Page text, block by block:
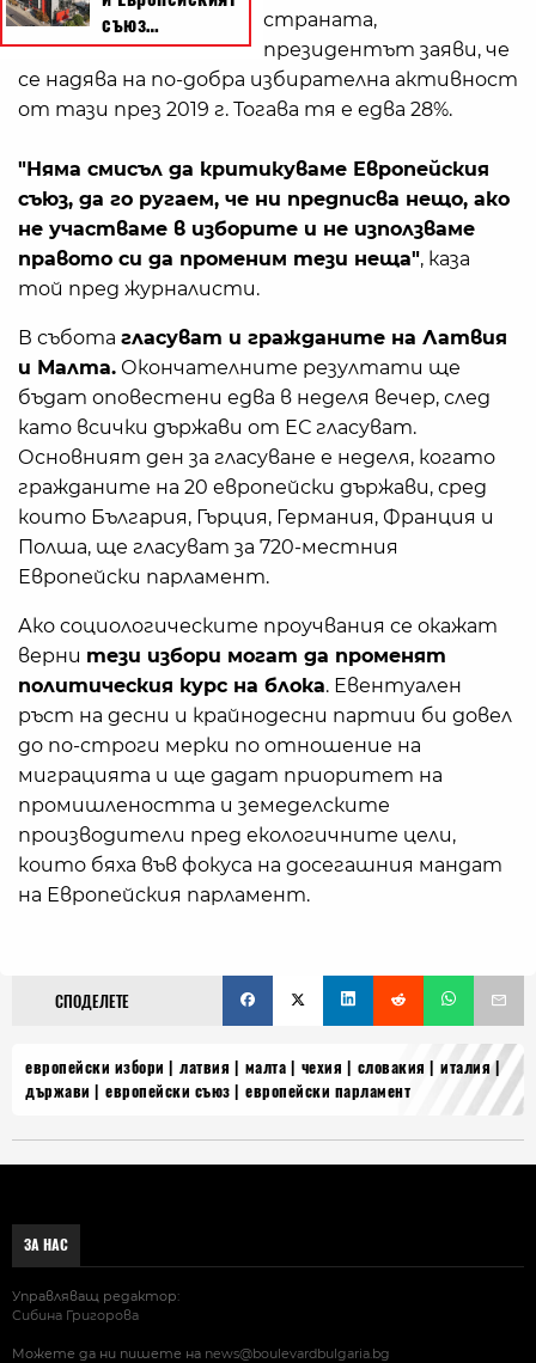
страната,
президентът заяви, че
се надява на по-добра избирателна активност
от тази през 2019 г. Тогава тя е едва 28%.
"Няма смисъл да критикуваме Европейския
съюз, да го ругаем, че ни предписва нещо, ако
не участваме в изборите и не използваме
правото си да променим тези неща", каза
той пред журналисти.
В събота гласуват и гражданите на Латвия
и Малта. Окончателните резултати ще
бъдат оповестени едва в неделя вечер, след
като всички държави от ЕС гласуват.
Основният ден за гласуване е неделя, когато
гражданите на 20 европейски държави, сред
които България, Гърция, Германия, Франция и
Полша, ще гласуват за 720-местния
Европейски парламент.
Ако социологическите проучвания се окажат
верни тези избори могат да променят
политическия курс на блока. Евентуален
ръст на десни и крайнодесни партии би довел
до по-строги мерки по отношение на
миграцията и ще дадат приоритет на
промишлеността и земеделските
производители пред екологичните цели,
които бяха във фокуса на досегашния мандат
на Европейския парламент.
СПОДЕЛЕТЕ
европейски избори латвия малта чехия словакия
италия
държави
европейски съюз европейски парламент
ЗА НАС
Управляващ редактор:
Сибина Григорова
Можете да ни пишете на news@boulevardbulgaria.bg